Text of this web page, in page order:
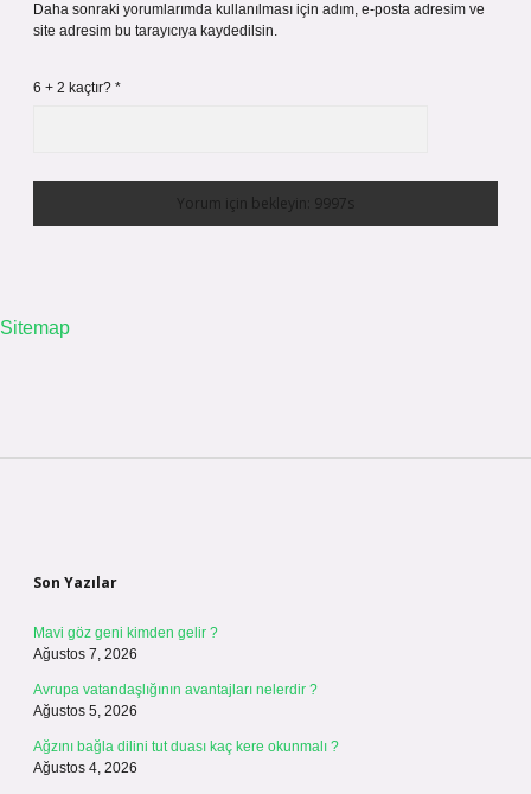
Daha sonraki yorumlarımda kullanılması için adım, e-posta adresim ve
site adresim bu tarayıcıya kaydedilsin.
6 + 2 kaçtır? *
Sitemap
Son Yazılar
Mavi göz geni kimden gelir ?
Ağustos 7, 2026
Avrupa vatandaşlığının avantajları nelerdir ?
Ağustos 5, 2026
Ağzını bağla dilini tut duası kaç kere okunmalı ?
Ağustos 4, 2026